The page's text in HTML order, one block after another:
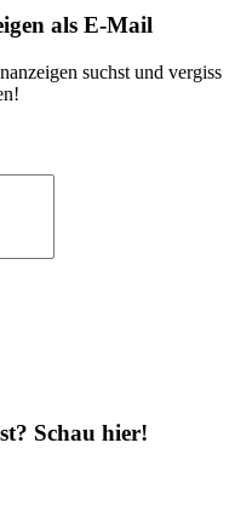
als E-Mail
suchst und vergiss
Schau hier!